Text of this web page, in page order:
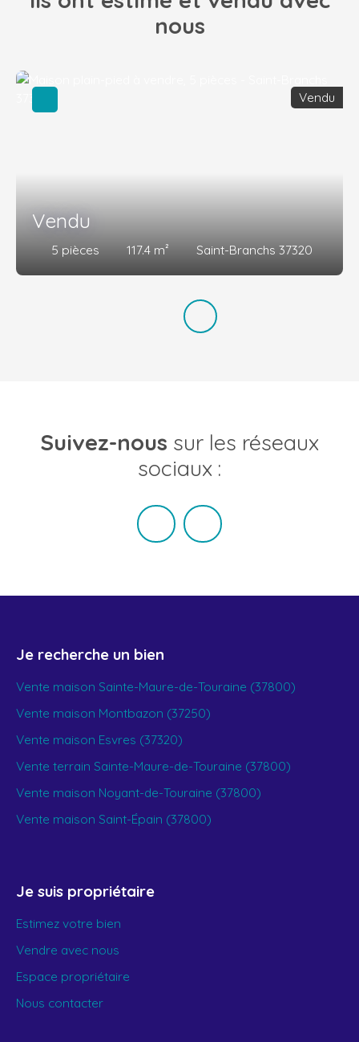
nous
Vendu
5 pièces 117.4 m² Saint-Branchs 37320
Vendu
Suivez-nous sur les réseaux
sociaux :
Je recherche un bien
Vente maison Sainte-Maure-de-Touraine (37800)
Vente maison Montbazon (37250)
Vente maison Esvres (37320)
Vente terrain Sainte-Maure-de-Touraine (37800)
Vente maison Noyant-de-Touraine (37800)
Vente maison Saint-Épain (37800)
Je suis propriétaire
Estimez votre bien
Vendre avec nous
Espace propriétaire
Nous contacter